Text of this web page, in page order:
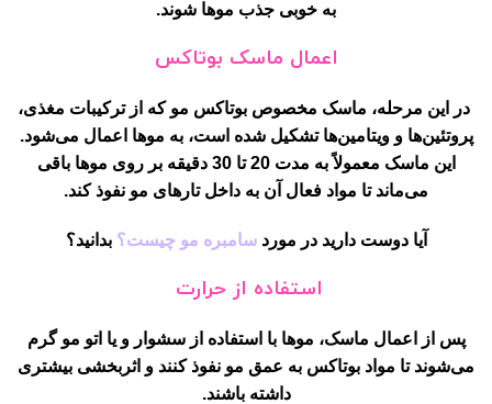
به خوبی جذب موها شوند.
اعمال ماسک بوتاکس
در این مرحله، ماسک مخصوص بوتاکس مو که از ترکیبات مغذی،
پروتئین‌ها و ویتامین‌ها تشکیل شده است، به موها اعمال می‌شود.
این ماسک معمولاً به مدت 20 تا 30 دقیقه بر روی موها باقی
می‌ماند تا مواد فعال آن به داخل تارهای مو نفوذ کند.
آیا دوست دارید در موردسامبره مو چیست؟ بدانید؟
استفاده از حرارت
پس از اعمال ماسک، موها با استفاده از سشوار و یا اتو مو گرم
می‌شوند تا مواد بوتاکس به عمق مو نفوذ کنند و اثربخشی بیشتری
داشته باشند.